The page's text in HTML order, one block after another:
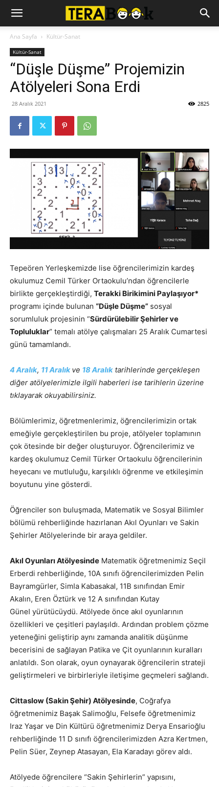
Ana Sayfa Kültür-Sanat
Kültür-Sanat
“Düşle Düşme” Projemizin
Atölyeleri Sona Erdi
28 Aralık 2021 2825
Tepeören Yerleşkemizde lise öğrencilerimizin kardeş
okulumuz Cemil Türker Ortaokulu’ndan öğrencilerle
birlikte gerçekleştirdiği, Terakki Birikimini Paylaşıyor*
programı içinde bulunan “Düşle Düşme” sosyal
sorumluluk projesinin “Sürdürülebilir Şehirler ve
Topluluklar” temalı atölye çalışmaları 25 Aralık Cumartesi
günü tamamlandı.
4 Aralık, 11 Aralık ve 18 Aralık tarihlerinde gerçekleşen
diğer atölyelerimizle ilgili haberleri ise tarihlerin üzerine
tıklayarak okuyabilirsiniz.
Bölümlerimiz, öğretmenlerimiz, öğrencilerimizin ortak
emeğiyle gerçekleştirilen bu proje, atölyeler toplamının
çok ötesinde bir değer oluşturuyor. Öğrencilerimiz ve
kardeş okulumuz Cemil Türker Ortaokulu öğrencilerinin
heyecanı ve mutluluğu, karşılıklı öğrenme ve etkileşimin
boyutunu yine gösterdi.
Öğrenciler son buluşmada, Matematik ve Sosyal Bilimler
bölümü rehberliğinde hazırlanan Akıl Oyunları ve Sakin
Şehirler Atölyelerinde bir araya geldiler.
Akıl Oyunları Atölyesinde Matematik öğretmenimiz Seçil
Erberdi rehberliğinde, 10A sınıfı öğrencilerimizden Pelin
Bayramgürler, Simla Kabasakal, 11B sınıfından Emir
Akalın, Eren Öztürk ve 12 A sınıfından Kutay
Günel yürütücüydü. Atölyede önce akıl oyunlarının
özellikleri ve çeşitleri paylaşıldı. Ardından problem çözme
yeteneğini geliştirip aynı zamanda analitik düşünme
becerisini de sağlayan Patika ve Çit oyunlarının kuralları
anlatıldı. Son olarak, oyun oynayarak öğrencilerin strateji
geliştirmeleri ve birbirleriyle iletişime geçmeleri sağlandı.
Cittaslow (Sakin Şehir) Atölyesinde, Coğrafya
öğretmenimiz Başak Salimoğlu, Felsefe öğretmenimiz
Iraz Yaşar ve Din Kültürü öğretmenimiz Derya Ensarioğlu
rehberliğinde 11 D sınıfı öğrencilerimizden Azra Kertmen,
Pelin Süer, Zeynep Atasayan, Ela Karadayı görev aldı.
Atölyede öğrencilere “Sakin Şehirlerin” yapısını,